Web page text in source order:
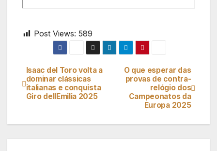
Post Views: 589
Navegação
de
O que esperar das
provas de contra-
relógio dos
Campeonatos da
Europa 2025
Isaac del Toro volta a
dominar clássicas
italianas e conquista
Giro dellEmilia 2025